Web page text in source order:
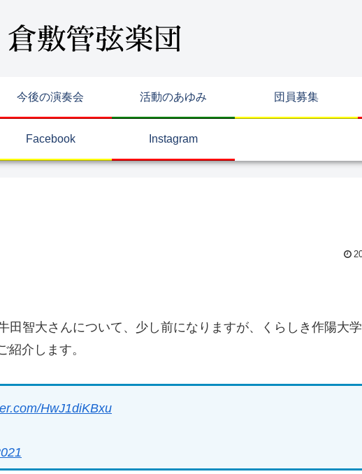
今後の演奏会 活動のあゆみ 団員募集
Facebook Instagram
智大さんについて、少し前になりますが、くらしき作陽大
介します。
HwJ1diKBxu